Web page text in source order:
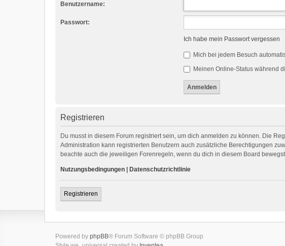
Benutzername:
Passwort:
Ich habe mein Passwort vergessen
Mich bei jedem Besuch
Meinen Online-Status während
Registrieren
Du musst in diesem Forum registriert sein, um dich anmelden zu können. Die
Administration kann registrierten Benutzern auch zusätzliche Berechtigungen
beachte auch die jeweiligen Forenregeln, wenn du dich in diesem Board
Nutzungsbedingungen Datenschutzrichtlinie
Registrieren
Powered by phpBB® Forum Software © phpBB Group